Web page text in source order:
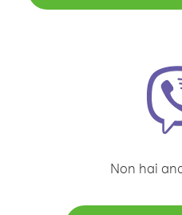
Non hai